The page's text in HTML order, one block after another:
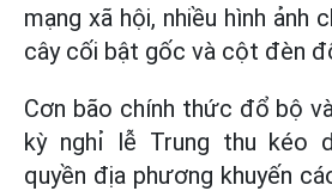
mạng xã hội, nhiều hình ảnh
cây cối bật gốc và cột đèn
Cơn bão chính thức đổ bộ
kỳ nghỉ lễ Trung thu kéo
quyền địa phương khuyến